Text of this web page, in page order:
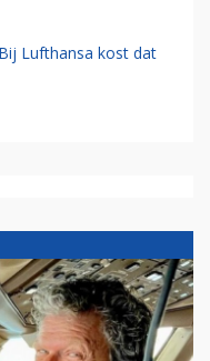
Lufthansa kost dat